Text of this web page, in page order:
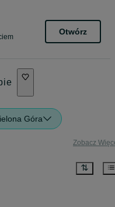
Otwórz
Góra
Zobacz